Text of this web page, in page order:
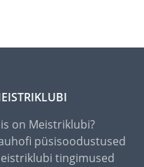
on Meistriklubi?
püsisoodustused
tingimused